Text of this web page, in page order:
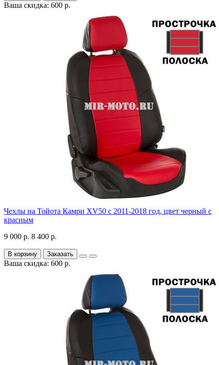
Ваша скидка: 600 р.
Чехлы на Тойота Камри XV50 с 2011-2018 год, цвет черный с
красным
9 000 р. 8 400 р.
В корзину Заказать
Ваша скидка: 600 р.